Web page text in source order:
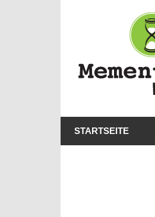
–
end-
lich
STARTSEITE